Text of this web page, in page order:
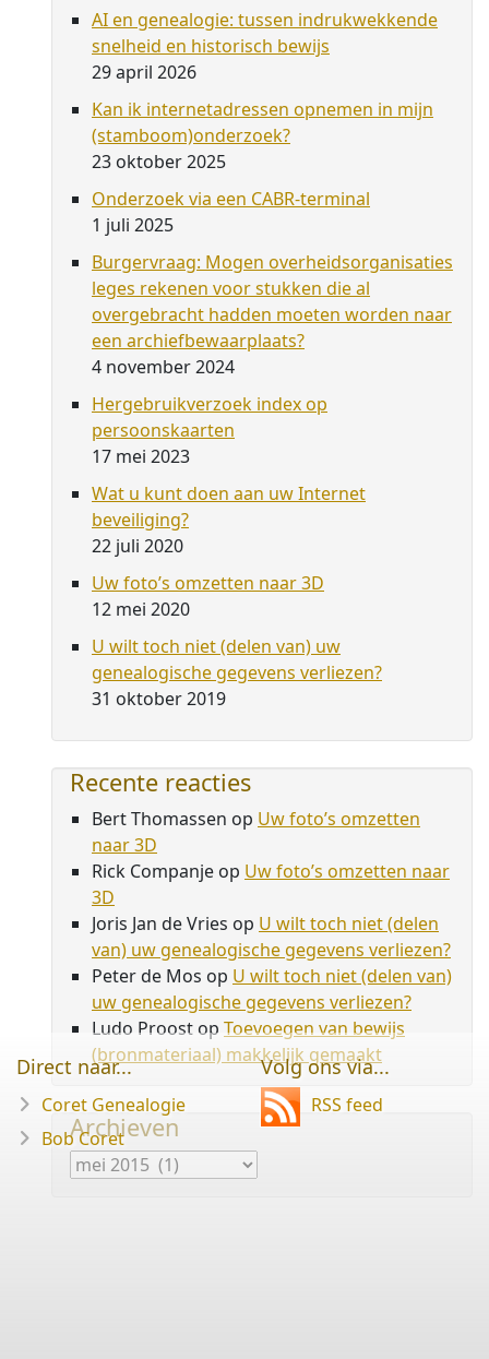
AI en genealogie: tussen indrukwekkende
snelheid en historisch bewijs
29 april 2026
Kan ik internetadressen opnemen in mijn
(stamboom)onderzoek?
23 oktober 2025
Onderzoek via een CABR-terminal
1 juli 2025
Burgervraag: Mogen overheidsorganisaties
leges rekenen voor stukken die al
overgebracht hadden moeten worden naar
een archiefbewaarplaats?
4 november 2024
Hergebruikverzoek index op
persoonskaarten
17 mei 2023
Wat u kunt doen aan uw Internet
beveiliging?
22 juli 2020
Uw foto’s omzetten naar 3D
12 mei 2020
U wilt toch niet (delen van) uw
genealogische gegevens verliezen?
31 oktober 2019
Recente reacties
Bert Thomassen op Uw foto’s omzetten
naar 3D
Rick Companje op Uw foto’s omzetten naar
3D
Joris Jan de Vries op U wilt toch niet (delen
van) uw genealogische gegevens verliezen?
Peter de Mos op U wilt toch niet (delen van)
uw genealogische gegevens verliezen?
Ludo Proostop Toevoegen van bewijs
(bronmateriaal) makkelijk gemaakt
Archieven
Archieven
Direct naar...
Coret Genealogie
Bob Coret
Volg ons via...
RSS feed